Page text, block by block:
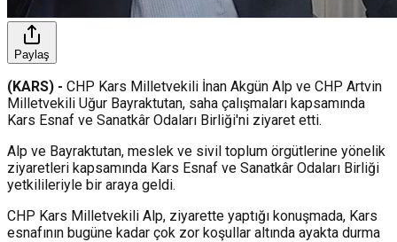
Paylaş
(KARS) - CHP Kars Milletvekili İnan Akgün Alp ve CHP Artvin
Milletvekili Uğur Bayraktutan, saha çalışmaları kapsamında
Kars Esnaf ve Sanatkâr Odaları Birliği'ni ziyaret etti.
Alp ve Bayraktutan, meslek ve sivil toplum örgütlerine yönelik
ziyaretleri kapsamında Kars Esnaf ve Sanatkâr Odaları Birliği
yetkilileriyle bir araya geldi.
CHP Kars Milletvekili Alp, ziyarette yaptığı konuşmada, Kars
esnafının bugüne kadar çok zor koşullar altında ayakta durma